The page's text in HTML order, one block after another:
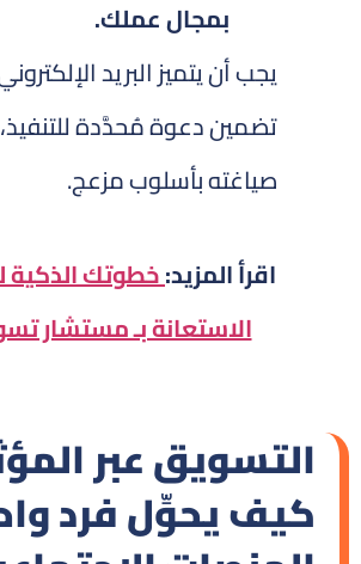
بمجال عملك.
يجب أن يتميز البريد
تضمين دعوة مُحدَّدة
صياغته بأسلوب مزعج.
اقرأ المزيد:خطوتك
الاستعانة بـ مستشار
التسويق عبر
كيف يحوِّل فرد